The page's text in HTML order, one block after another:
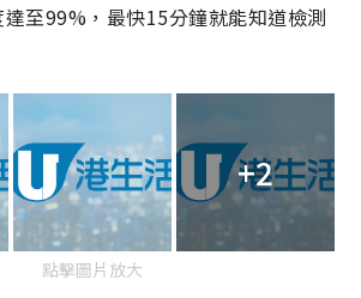
至99%，最快15分鐘就能知道檢測
+2
點擊圖片放大